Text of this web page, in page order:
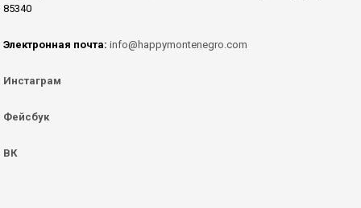
85340
Электронная почта: info@happymontenegro.com
Инстаграм
Фейсбук
ВК